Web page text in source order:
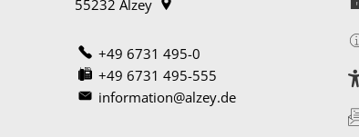
55232 Alzey
+49 6731 495-0
+49 6731 495-555
information@alzey.de